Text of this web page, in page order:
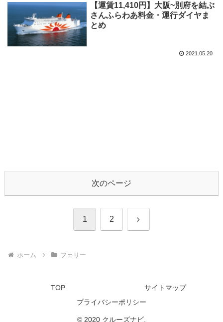
【運賃11,410円】大阪~別府を結ぶ
さんふらわあ料金・運行ダイヤま
とめ
2021.05.20
次のページ
1 2 次
ホーム フェリー
TOP
サイトマップ
プライバシーポリシー
© 2020 クルーズナビ.